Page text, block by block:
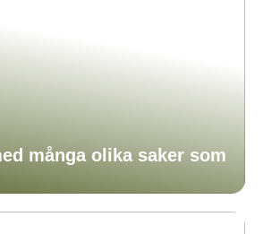
många olika saker som